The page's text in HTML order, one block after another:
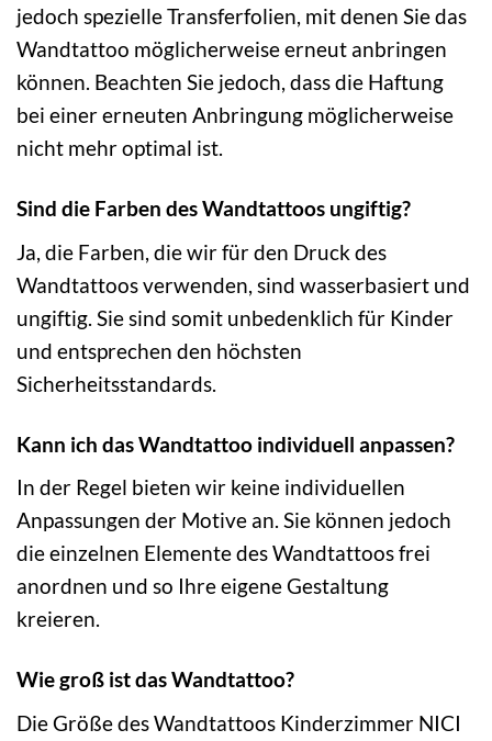
jedoch spezielle Transferfolien, mit denen Sie das
Wandtattoo möglicherweise erneut anbringen
können. Beachten Sie jedoch, dass die Haftung
bei einer erneuten Anbringung möglicherweise
nicht mehr optimal ist.
Sind die Farben des Wandtattoos ungiftig?
Ja, die Farben, die wir für den Druck des
Wandtattoos verwenden, sind wasserbasiert und
ungiftig. Sie sind somit unbedenklich für Kinder
und entsprechen den höchsten
Sicherheitsstandards.
Kann ich das Wandtattoo individuell anpassen?
In der Regel bieten wir keine individuellen
Anpassungen der Motive an. Sie können jedoch
die einzelnen Elemente des Wandtattoos frei
anordnen und so Ihre eigene Gestaltung
kreieren.
Wie groß ist das Wandtattoo?
Die Größe des Wandtattoos Kinderzimmer NICI